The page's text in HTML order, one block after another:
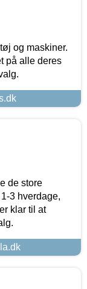
og maskiner.
på alle deres
de store
3 hverdage,
klar til at